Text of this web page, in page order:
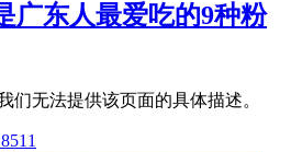
广东人最爱吃的9种粉
们无法提供该页面的具体描述。